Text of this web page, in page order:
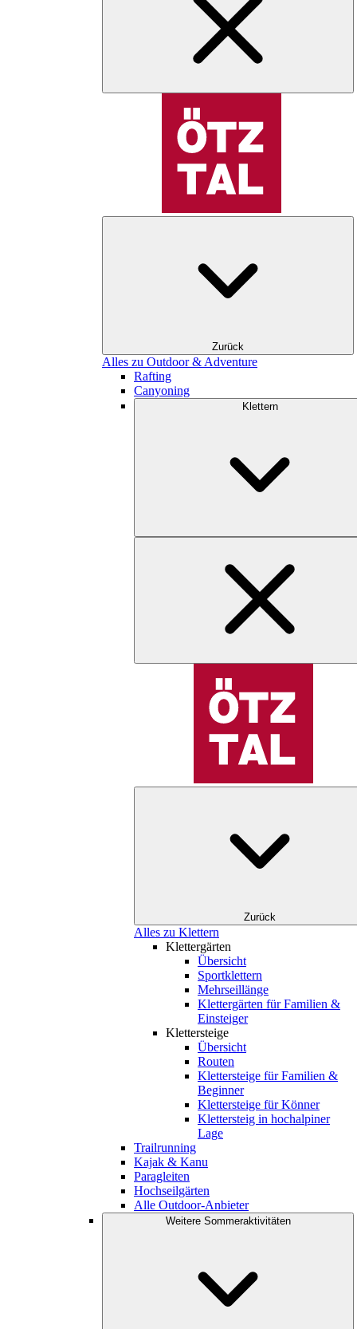
Zurück
Alles zu Outdoor & Adventure
Rafting
Canyoning
Klettern
Zurück
Alles zu Klettern
Klettergärten
Übersicht
Sportklettern
Mehrseillänge
Klettergärten für Familien &
Einsteiger
Klettersteige
Übersicht
Routen
Klettersteige für Familien &
Beginner
Klettersteige für Könner
Klettersteig in hochalpiner
Lage
Trailrunning
Kajak & Kanu
Paragleiten
Hochseilgärten
Alle Outdoor-Anbieter
Weitere Sommeraktivitäten